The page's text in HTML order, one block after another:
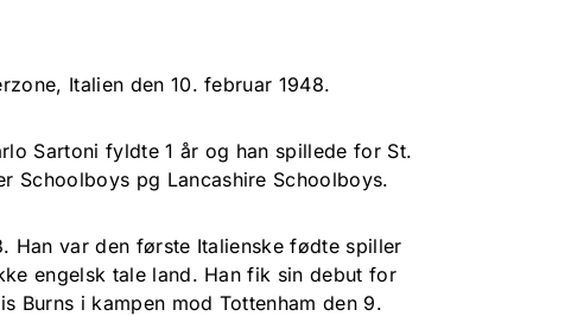
Italien den 10. februar 1948.
Sartoni fyldte 1 år og han spillede for St.
Schoolboys pg Lancashire Schoolboys.
Han var den første Italienske fødte spiller
engelsk tale land. Han fik sin debut for
Burns i kampen mod Tottenham den 9.